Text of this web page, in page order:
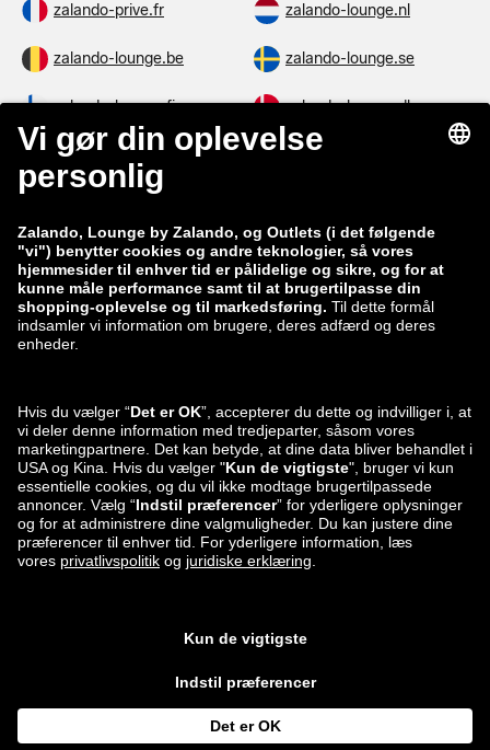
zalando-prive.fr zalando-lounge.nl
zalando-lounge.be zalando-lounge.se
zalando-lounge.fi zalando-lounge.dk
zalando-lounge.co.uk zalando-lounge.pl
zalando-lounge.lt zalando-lounge.sk
zalando-lounge.ro zalando-lounge.hr
zalando-lounge.si
zalando-lounge.lv zalando-lounge.no
Du kan også
finde os på
vejledende udsalgspris